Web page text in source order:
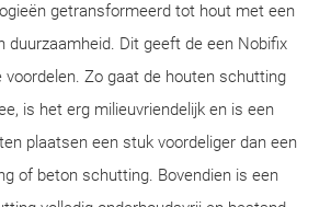
getransformeerd tot hout met een
duurzaamheid. Dit geeft de een Nobifix
Zo gaat de houten schutting
is het erg milieuvriendelijk en is een
plaatsen een stuk voordeliger dan een
of beton schutting. Bovendien is een